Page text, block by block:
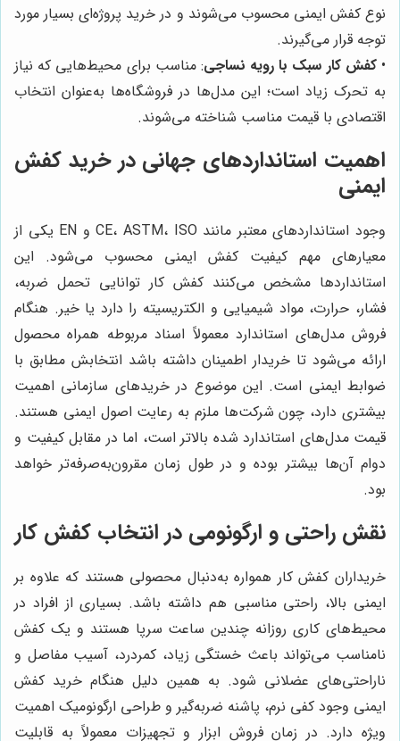
نوع کفش ایمنی محسوب می‌شوند و در خرید پروژه‌ای بسیار مورد
توجه قرار می‌گیرند.
•کفش کار سبک با رویه نساجی: مناسب برای محیط‌هایی که نیاز
به تحرک زیاد است؛ این مدل‌ها در فروشگاه‌ها به‌عنوان انتخاب
اقتصادی با قیمت مناسب شناخته می‌شوند.
اهمیت استانداردهای جهانی در خرید کفش
ایمنی
وجود استانداردهای معتبر مانند CE، ASTM، ISO و EN یکی از
معیارهای مهم کیفیت کفش ایمنی محسوب می‌شود. این
استانداردها مشخص می‌کنند کفش کار توانایی تحمل ضربه،
فشار، حرارت، مواد شیمیایی و الکتریسیته را دارد یا خیر. هنگام
فروش مدل‌های استاندارد معمولاً اسناد مربوطه همراه محصول
ارائه می‌شود تا خریدار اطمینان داشته باشد انتخابش مطابق با
ضوابط ایمنی است. این موضوع در خریدهای سازمانی اهمیت
بیشتری دارد، چون شرکت‌ها ملزم به رعایت اصول ایمنی هستند.
قیمت مدل‌های استاندارد شده بالاتر است، اما در مقابل کیفیت و
دوام آن‌ها بیشتر بوده و در طول زمان مقرون‌به‌صرفه‌تر خواهد
بود.
نقش راحتی و ارگونومی در انتخاب کفش کار
خریداران کفش کار همواره به‌دنبال محصولی هستند که علاوه بر
ایمنی بالا، راحتی مناسبی هم داشته باشد. بسیاری از افراد در
محیط‌های کاری روزانه چندین ساعت سرپا هستند و یک کفش
نامناسب می‌تواند باعث خستگی زیاد، کمردرد، آسیب مفاصل و
ناراحتی‌های عضلانی شود. به همین دلیل هنگام خرید کفش
ایمنی وجود کفی نرم، پاشنه ضربه‌گیر و طراحی ارگونومیک اهمیت
ویژه دارد. در زمان فروش ابزار و تجهیزات معمولاً به قابلیت